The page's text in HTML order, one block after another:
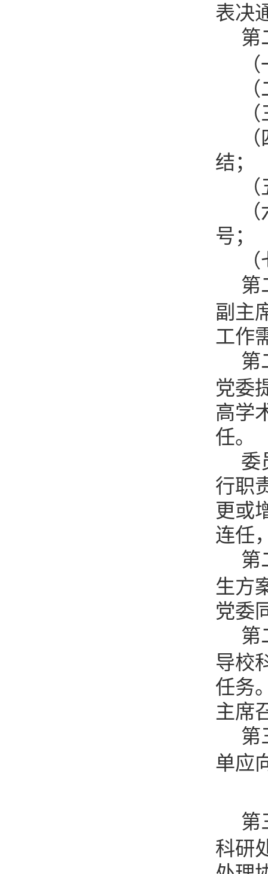
表决
第
结；
号；
第
副主
工作
第
党委
高学
任。
委
行职
更或
连任
第
生方
党委
第
导校
任务
主席
第
单应
第
科研